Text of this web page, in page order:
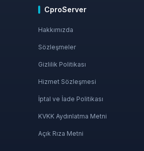
CproServer
Hakkımızda
Sözleşmeler
Gizlilik Politikası
Hizmet Sözleşmesi
İptal ve İade Politikası
KVKK Aydınlatma Metni
Açık Rıza Metni